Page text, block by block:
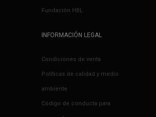
Fundación HBL
INFORMACIÓN LEGAL
Condiciones de venta
Políticas de calidad y medio
ambiente
Código de conducta para